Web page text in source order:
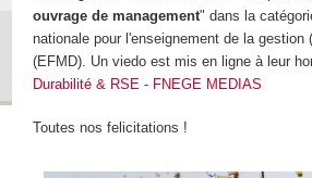
ouvrage de management" dans la
nationale pour l'enseignement de la
(EFMD). Un viedo est mis en ligne à leur
Durabilité & RSE - FNEGE MEDIAS
Toutes nos felicitations !